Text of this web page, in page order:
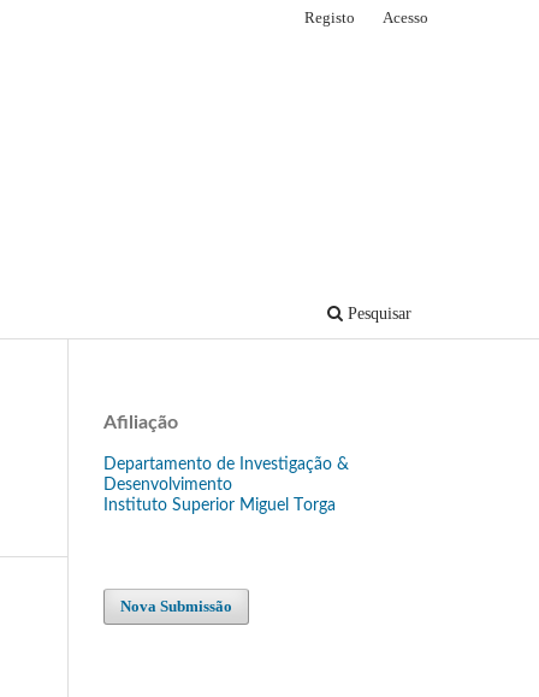
Pesquisar
Registo Acesso
Afiliação
Departamento de Investigação &
Desenvolvimento
Instituto Superior Miguel Torga
Nova Submissão